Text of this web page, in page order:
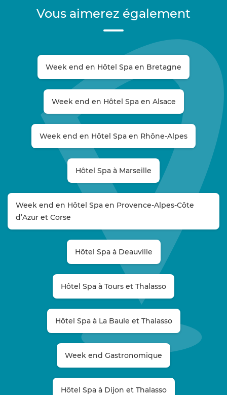
Vous aimerez également
Week end en Hôtel Spa en Bretagne
Week end en Hôtel Spa en Alsace
Week end en Hôtel Spa en Rhône-Alpes
Hôtel Spa à Marseille
Week end en Hôtel Spa en Provence-Alpes-Côte
d’Azur et Corse
Hôtel Spa à Deauville
Hôtel Spa à Tours et Thalasso
Hôtel Spa à La Baule et Thalasso
Week end Gastronomique
Hôtel Spa à Dijon et Thalasso